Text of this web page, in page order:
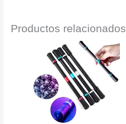
Productos relacionados